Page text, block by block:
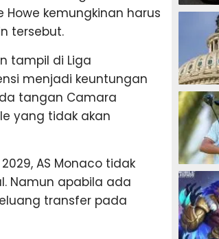
Howe kemungkinan harus
tersebut.
tampil di Liga
menjadi keuntungan
tangan Camara
yang tidak akan
AS Monaco tidak
Namun apabila ada
transfer pada
F1
TINJU
GOLF